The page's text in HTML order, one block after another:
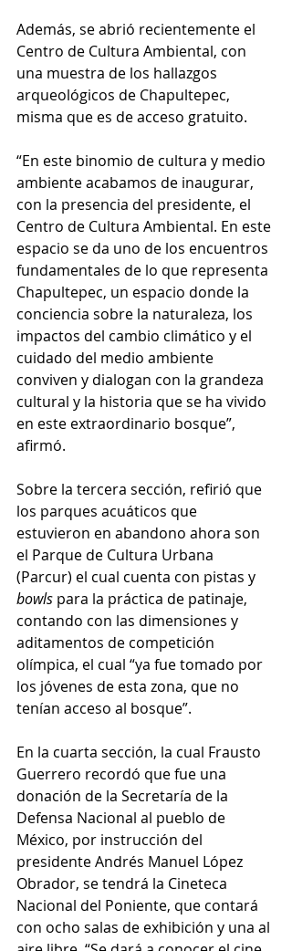
Además, se abrió recientemente el
Centro de Cultura Ambiental, con
una muestra de los hallazgos
arqueológicos de Chapultepec,
misma que es de acceso gratuito.
“En este binomio de cultura y medio
ambiente acabamos de inaugurar,
con la presencia del presidente, el
Centro de Cultura Ambiental. En este
espacio se da uno de los encuentros
fundamentales de lo que representa
Chapultepec, un espacio donde la
conciencia sobre la naturaleza, los
impactos del cambio climático y el
cuidado del medio ambiente
conviven y dialogan con la grandeza
cultural y la historia que se ha vivido
en este extraordinario bosque”,
afirmó.
Sobre la tercera sección, refirió que
los parques acuáticos que
estuvieron en abandono ahora son
el Parque de Cultura Urbana
(Parcur) el cual cuenta con pistas y
bowls para la práctica de patinaje,
contando con las dimensiones y
aditamentos de competición
olímpica, el cual “ya fue tomado por
los jóvenes de esta zona, que no
tenían acceso al bosque”.
En la cuarta sección, la cual Frausto
Guerrero recordó que fue una
donación de la Secretaría de la
Defensa Nacional al pueblo de
México, por instrucción del
presidente Andrés Manuel López
Obrador, se tendrá la Cineteca
Nacional del Poniente, que contará
con ocho salas de exhibición y una al